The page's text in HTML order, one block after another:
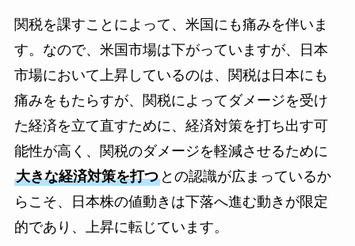
関税を課すことによって、米国にも痛みを伴いま
す。なので、米国市場は下がっていますが、日本
市場において上昇しているのは、関税は日本にも
痛みをもたらすが、関税によってダメージを受け
た経済を立て直すために、経済対策を打ち出す可
能性が高く、関税のダメージを軽減させるために
大きな経済対策を打つとの認識が広まっているか
らこそ、日本株の値動きは下落へ進む動きが限定
的であり、上昇に転じています。